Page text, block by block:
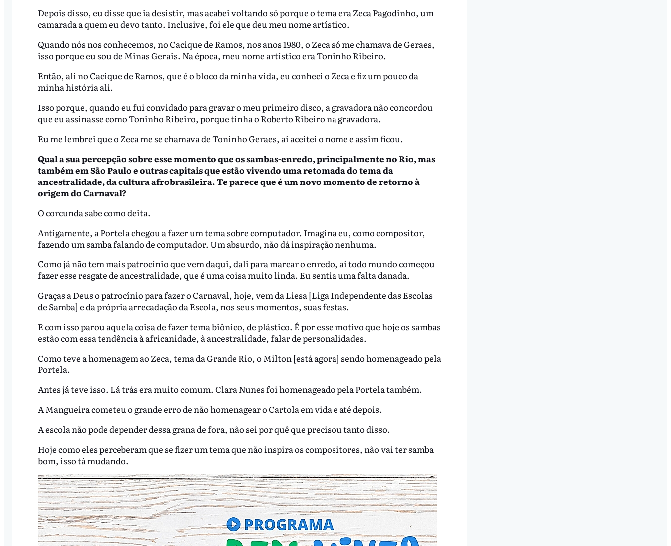
Depois disso, eu disse que ia desistir, mas acabei voltando só porque o tema era Zeca Pagodinho, um
camarada a quem eu devo tanto. Inclusive, foi ele que deu meu nome artístico.
Quando nós nos conhecemos, no Cacique de Ramos, nos anos 1980, o Zeca só me chamava de Geraes,
isso porque eu sou de Minas Gerais. Na época, meu nome artístico era Toninho Ribeiro.
Então, ali no Cacique de Ramos, que é o bloco da minha vida, eu conheci o Zeca e fiz um pouco da
minha história ali.
Isso porque, quando eu fui convidado para gravar o meu primeiro disco, a gravadora não concordou
que eu assinasse como Toninho Ribeiro, porque tinha o Roberto Ribeiro na gravadora.
Eu me lembrei que o Zeca me se chamava de Toninho Geraes, aí aceitei o nome e assim ficou.
Qual a sua percepção sobre esse momento que os sambas-enredo, principalmente no Rio, mas
também em São Paulo e outras capitais que estão vivendo uma retomada do tema da
ancestralidade, da cultura afrobrasileira. Te parece que é um novo momento de retorno à
origem do Carnaval?
O corcunda sabe como deita.
Antigamente, a Portela chegou a fazer um tema sobre computador. Imagina eu, como compositor,
fazendo um samba falando de computador. Um absurdo, não dá inspiração nenhuma.
Como já não tem mais patrocínio que vem daqui, dali para marcar o enredo, aí todo mundo começou
fazer esse resgate de ancestralidade, que é uma coisa muito linda. Eu sentia uma falta danada.
Graças a Deus o patrocínio para fazer o Carnaval, hoje, vem da Liesa [Liga Independente das Escolas
de Samba] e da própria arrecadação da Escola, nos seus momentos, suas festas.
E com isso parou aquela coisa de fazer tema biônico, de plástico. É por esse motivo que hoje os sambas
estão com essa tendência à africanidade, à ancestralidade, falar de personalidades.
Como teve a homenagem ao Zeca, tema da Grande Rio, o Milton [está agora] sendo homenageado pela
Portela.
Antes já teve isso. Lá trás era muito comum. Clara Nunes foi homenageado pela Portela também.
A Mangueira cometeu o grande erro de não homenagear o Cartola em vida e até depois.
A escola não pode depender dessa grana de fora, não sei por quê que precisou tanto disso.
Hoje como eles perceberam que se fizer um tema que não inspira os compositores, não vai ter samba
bom, isso tá mudando.